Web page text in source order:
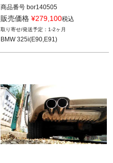
商品番号 bor140505
BMW 325i(E90,E91) 06-11
販売価格 ¥279,100税込
1-2ヶ月
BMW 325i(E90,E91)